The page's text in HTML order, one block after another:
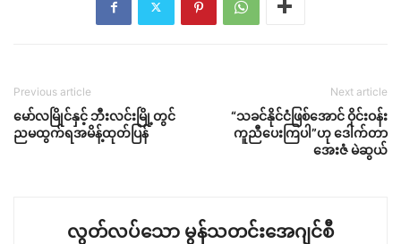
Previous article
မော်လမြိုင်နှင့် ဘီးလင်းမြို့တွင်
ညမထွက်ရအမိန့်ထုတ်ပြန်
Next article
“သခင်နိုင်ငံဖြစ်အောင် ဝိုင်းဝန်း
ကူညီပေးကြပါ”ဟု ဒေါက်တာ
အေးဇံ မဲဆွယ်
လွတ်လပ်သော မွန်သတင်းအေဂျင်စီ